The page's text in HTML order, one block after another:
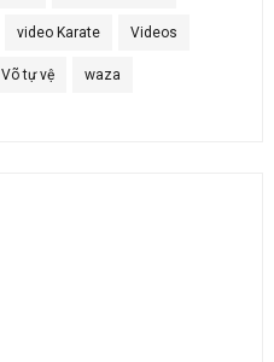
video Karate Videos
Võ tự vệ waza